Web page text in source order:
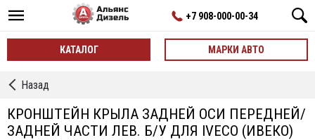
+7 908-000-00-34
КАТАЛОГ МАРКИ АВТО
←
Ось
Назад
КРОНШТЕЙН КРЫЛА ЗАДНЕЙ ОСИ ПЕРЕДНЕЙ/
ЗАДНЕЙ ЧАСТИ ЛЕВ. Б/У ДЛЯ IVECO (ИВЕКО)